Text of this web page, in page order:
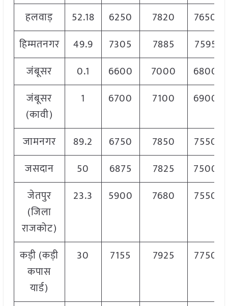
हलवाड़
52.18 6250 7820
7650
हिम्मतनगर
49.9 7305 7885
7595
जंबूसर
0.1 6600 7000
6800
जंबूसर
(कावी)
1 6700 7100 6900
जामनगर 89.2 6750 7850
7550
जसदान
50 6875 7825
7500
जेतपुर
(जिला
राजकोट)
23.3 5900 7680 7550
कड़ी (कड़ी
कपास
यार्ड)
30 7155 7925 7750